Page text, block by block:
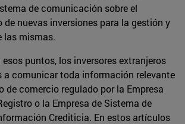
de comunicación sobre el
nuevas inversiones para la gestión y
las mismas.
puntos, los inversores extranjeros
a comunicar toda información relevante
de comercio regulado por la Empresa
o la Empresa de Sistema de
Crediticia. En estos artículos